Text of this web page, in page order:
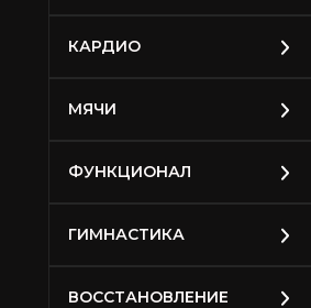
КАРДИО
МЯЧИ
ФУНКЦИОНАЛ
ГИМНАСТИКА
ВОССТАНОВЛЕНИЕ